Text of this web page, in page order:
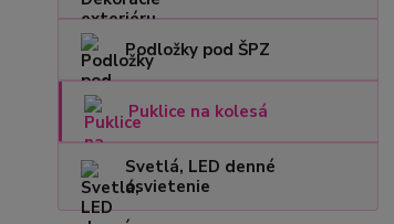
Podložky pod ŠPZ
Puklice na kolesá
Svetlá, LED denné
osvietenie